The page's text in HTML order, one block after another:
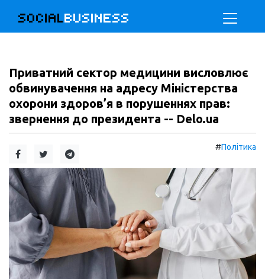
SOCIALBUSINESS
Приватний сектор медицини висловлює
обвинувачення на адресу Міністерства
охорони здоров’я в порушеннях прав:
звернення до президента -- Delo.ua
#Політика